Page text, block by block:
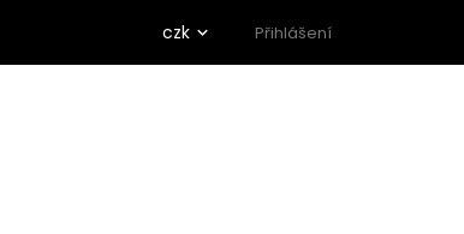
czk Přihlášení